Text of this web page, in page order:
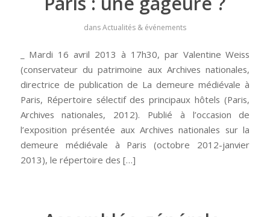
dansActualités & événements
_ Mardi 16 avril 2013 à 17h30, par Valentine Weiss
(conservateur du patrimoine aux Archives nationales,
directrice de publication de La demeure médiévale à
Paris, Répertoire sélectif des principaux hôtels (Paris,
Archives nationales, 2012). Publié à l’occasion de
l’exposition présentée aux Archives nationales sur la
demeure médiévale à Paris (octobre 2012-janvier
2013), le répertoire des […]